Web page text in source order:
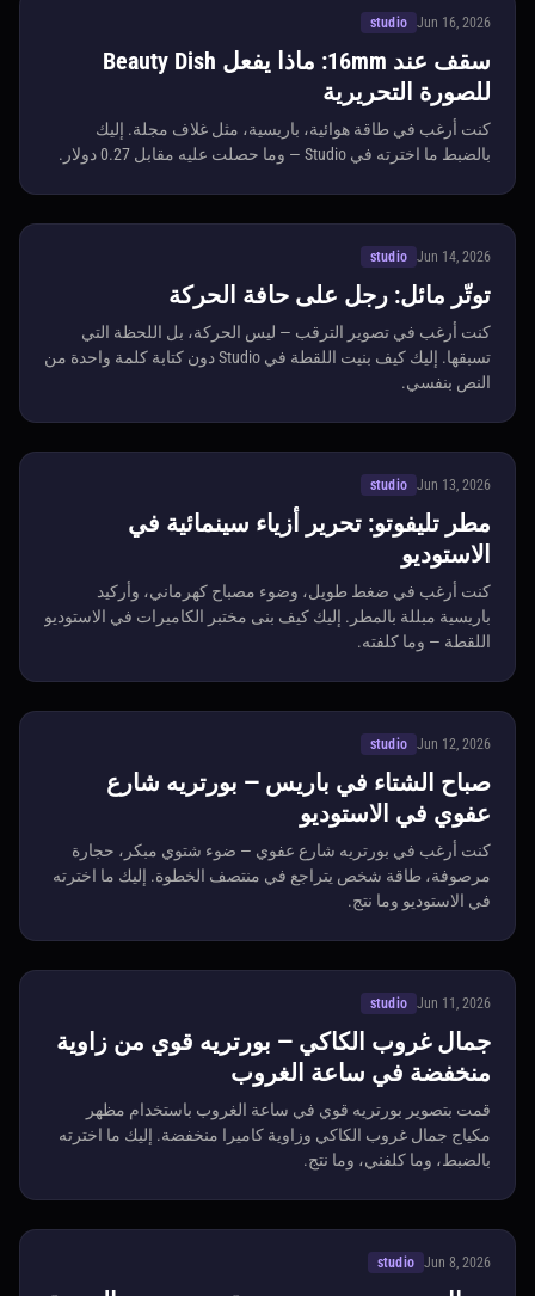
Jun 16, 2026
studio
سقف عند 16mm: ماذا يفعل Beauty Dish
للصورة التحريرية
كنت أرغب في طاقة هوائية، باريسية، مثل غلاف مجلة. إليك
بالضبط ما اخترته في Studio — وما حصلت عليه مقابل 0.27 دولار.
Jun 14, 2026
studio
توتّر مائل: رجل على حافة الحركة
كنت أرغب في تصوير الترقب — ليس الحركة، بل اللحظة التي
تسبقها. إليك كيف بنيت اللقطة في Studio دون كتابة كلمة واحدة من
النص بنفسي.
Jun 13, 2026
studio
مطر تليفوتو: تحرير أزياء سينمائية في
الاستوديو
كنت أرغب في ضغط طويل، وضوء مصباح كهرماني، وأركيد
باريسية مبللة بالمطر. إليك كيف بنى مختبر الكاميرات في الاستوديو
اللقطة — وما كلفته.
Jun 12, 2026
studio
صباح الشتاء في باريس — بورتريه شارع
عفوي في الاستوديو
كنت أرغب في بورتريه شارع عفوي — ضوء شتوي مبكر، حجارة
مرصوفة، طاقة شخص يتراجع في منتصف الخطوة. إليك ما اخترته
في الاستوديو وما نتج.
Jun 11, 2026
studio
جمال غروب الكاكي — بورتريه قوي من زاوية
منخفضة في ساعة الغروب
قمت بتصوير بورتريه قوي في ساعة الغروب باستخدام مظهر
مكياج جمال غروب الكاكي وزاوية كاميرا منخفضة. إليك ما اخترته
بالضبط، وما كلفني، وما نتج.
Jun 8, 2026
studio